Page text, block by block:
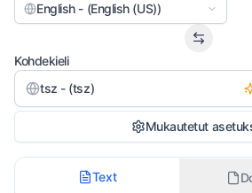
English - (English (US))
Kohdekieli
tsz - (tsz)
Mukautetut
Text